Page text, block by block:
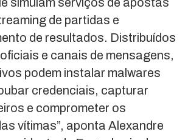
de partidas e
de resultados. Distribuídos
e canais de mensagens,
podem instalar malwares
credenciais, capturar
e comprometer os
vítimas”, aponta Alexandre